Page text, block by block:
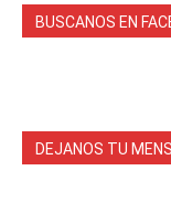
BUSCANOS EN
DEJANOS TU